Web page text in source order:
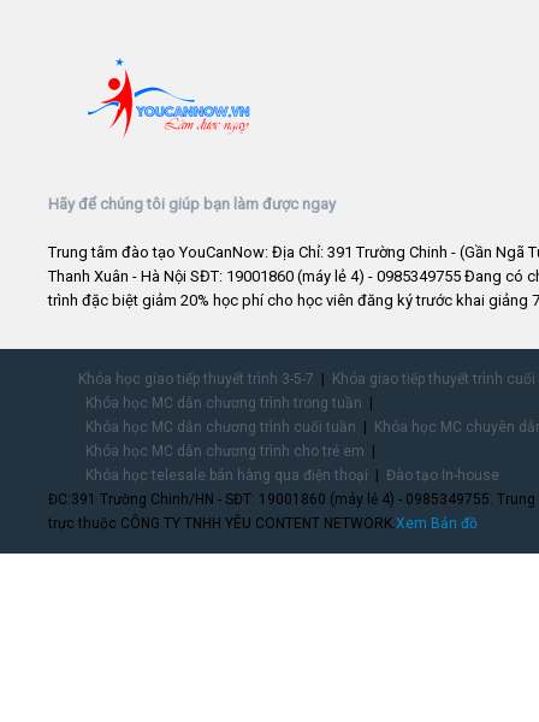
Hãy để chúng tôi giúp bạn làm được ngay
Trung tâm đào tạo YouCanNow: Địa Chỉ: 391 Trường Chinh - (Gần Ngã
Thanh Xuân - Hà Nội SĐT: 19001860 (máy lẻ 4) - 0985349755 Đang có
trình đặc biệt giảm 20% học phí cho học viên đăng ký trước khai giảng
Khóa học giao tiếp thuyết trình 3-5-7
Khóa giao tiếp thuyết trình
Khóa học MC dẫn chương trình trong tuần
Khóa học MC dẫn chương trình cuối tuần
Khóa học MC chuyên
Khóa học MC dẫn chương trình cho trẻ em
Khóa học telesale bán hàng qua điện thoại
Đào tạo In-house
ĐC:391 Trường Chinh/HN - SĐT: 19001860 (máy lẻ 4) - 0985349755.
trực thuộc CÔNG TY TNHH YÊU CONTENT NETWORK.Xem Bản đồ